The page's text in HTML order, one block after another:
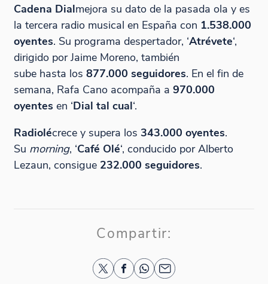
Cadena Dialmejora su dato de la pasada ola y es
la tercera radio musical en España con 1.538.000
oyentes. Su programa despertador, ‘Atrévete‘,
dirigido por Jaime Moreno, también
sube hasta los 877.000 seguidores. En el fin de
semana, Rafa Cano acompaña a 970.000
oyentes en ‘Dial tal cual‘.
Radiolécrece y supera los 343.000 oyentes.
Su morning, ‘Café Olé‘, conducido por Alberto
Lezaun, consigue 232.000 seguidores.
Compartir: